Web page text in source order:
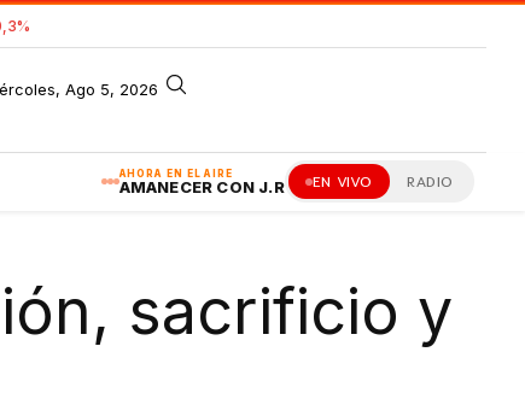
Ago 5, 2026
AHORA EN EL AIRE
AMANECER CON J.R EN VIVO RADIO
sacrificio y